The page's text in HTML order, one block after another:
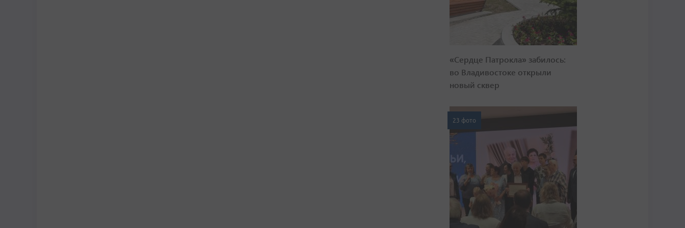
«Сердце Патрокла» забилось:
во Владивостоке открыли
новый сквер
23 фото